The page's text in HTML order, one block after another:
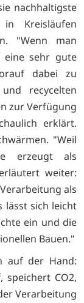
nachhaltigste
Kreisläufen
"Wenn man
eine sehr gute
dabei zu
recycelten
zur Verfügung
erklärt.
"Weil
erzeugt als
weiter:
als
lässt sich leicht
ein und die
Bauen."
auf der Hand:
speichert CO2,
Verarbeitung